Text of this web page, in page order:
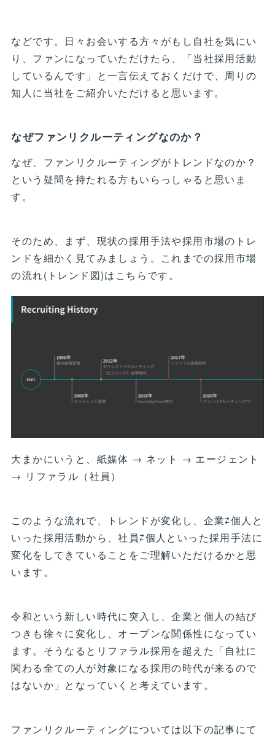
などです。日々お会いする方々がもし自社を気にい
り、ファンになっていただけたら、「当社採用活動
しているんです」と一言伝えておくだけで、周りの
知人に当社をご紹介いただけると思います。
なぜファンリクルーティングなのか？
なぜ、ファンリクルーティングがトレンドなのか？
という疑問を持たれる方もいらっしゃると思いま
す。
そのため、まず、現状の採用手法や採用市場のトレ
ンドを細かく見てみましょう。これまでの採用市場
の流れ(トレンド図)はこちらです。
大まかにいうと、紙媒体 → ネット → エージェント
→ リファラル（社員）
このような流れで、トレンドが変化し、企業⇄個人と
いった採用活動から、社員⇄個人といった採用手法に
変化をしてきていることをご理解いただけるかと思
います。
令和という新しい時代に突入し、企業と個人の結び
つきも徐々に変化し、オープンな関係性になってい
ます。そうなるとリファラル採用を超えた「自社に
関わる全ての人が対象になる採用の時代が来るので
はないか」となっていくと考えています。
ファンリクルーティングについては以下の記事にて